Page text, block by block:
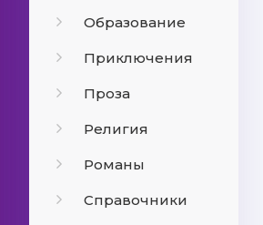
Образование
Приключения
Проза
Религия
Романы
Справочники